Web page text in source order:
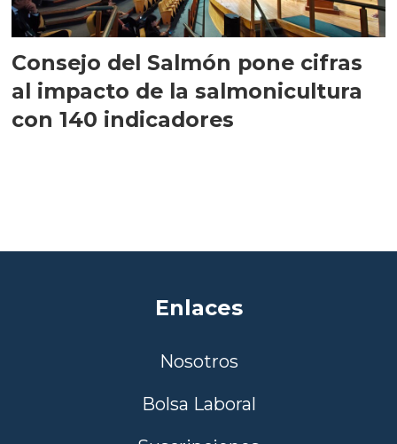
Consejo del Salmón pone cifras
al impacto de la salmonicultura
con 140 indicadores
Enlaces
Nosotros
Bolsa Laboral